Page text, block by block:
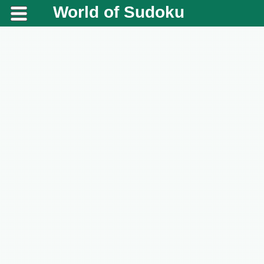
World of Sudoku